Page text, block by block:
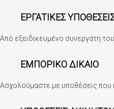
ΕΡΓΑΤΙΚΕΣ
Από εξειδικευμένο συνεργάτη
ΕΜΠΟΡΙΚΟ ΔΙΚΑΙΟ
Ασχολούμαστε με υποθέσεις που